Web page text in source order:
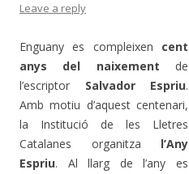
Leave a reply
Enguany es compleixen cent
anys del naixement de
l’escriptor Salvador Espriu.
Amb motiu d’aquest centenari,
la Institució de les Lletres
Catalanes organitza l’Any
Espriu. Al llarg de l’any es